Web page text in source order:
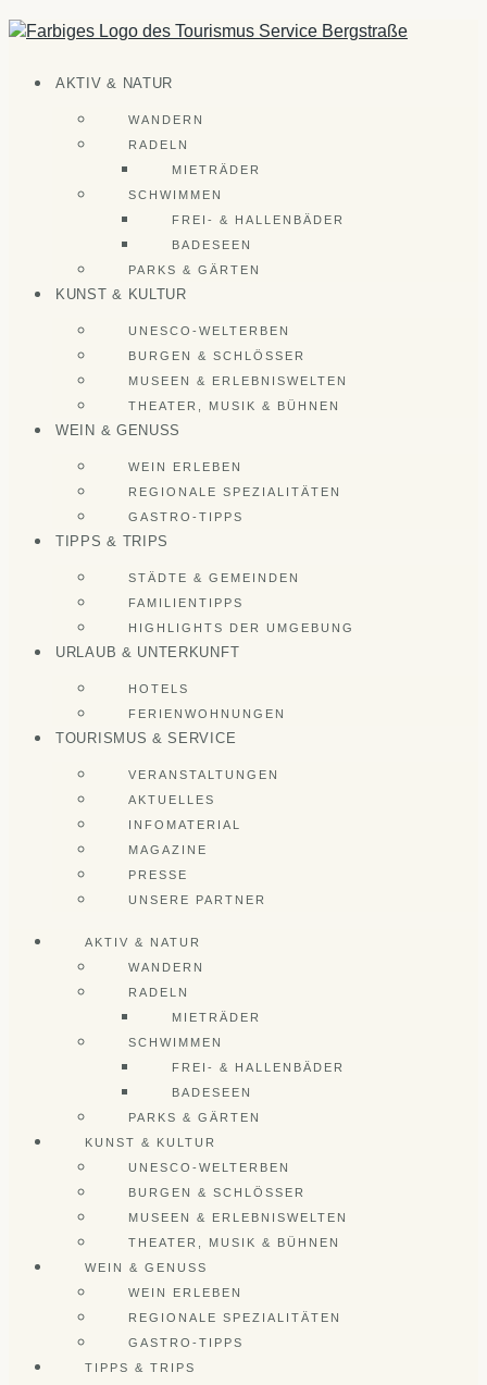
Zum
Inhalt
AKTIV & NATUR
WANDERN
RADELN
MIETRÄDER
SCHWIMMEN
FREI- & HALLENBÄDER
BADESEEN
PARKS & GÄRTEN
KUNST & KULTUR
UNESCO-WELTERBEN
BURGEN & SCHLÖSSER
MUSEEN & ERLEBNISWELTEN
THEATER, MUSIK & BÜHNEN
WEIN & GENUSS
WEIN ERLEBEN
REGIONALE SPEZIALITÄTEN
GASTRO-TIPPS
TIPPS & TRIPS
STÄDTE & GEMEINDEN
FAMILIENTIPPS
HIGHLIGHTS DER UMGEBUNG
URLAUB & UNTERKUNFT
HOTELS
FERIENWOHNUNGEN
TOURISMUS & SERVICE
VERANSTALTUNGEN
AKTUELLES
INFOMATERIAL
MAGAZINE
PRESSE
UNSERE PARTNER
AKTIV & NATUR
WANDERN
RADELN
MIETRÄDER
SCHWIMMEN
FREI- & HALLENBÄDER
BADESEEN
PARKS & GÄRTEN
KUNST & KULTUR
UNESCO-WELTERBEN
BURGEN & SCHLÖSSER
MUSEEN & ERLEBNISWELTEN
THEATER, MUSIK & BÜHNEN
WEIN & GENUSS
WEIN ERLEBEN
REGIONALE SPEZIALITÄTEN
GASTRO-TIPPS
TIPPS & TRIPS